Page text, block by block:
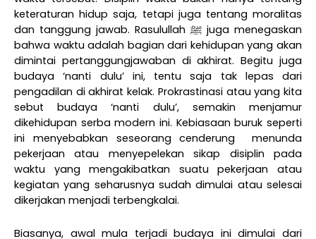
keteraturan hidup saja, tetapi juga tentang moralitas
dan tanggung jawab. Rasulullah ﷺ juga menegaskan
bahwa waktu adalah bagian dari kehidupan yang akan
dimintai pertanggungjawaban di akhirat. Begitu juga
budaya ‘nanti dulu’ ini, tentu saja tak lepas dari
pengadilan di akhirat kelak. Prokrastinasi atau yang kita
sebut budaya ‘nanti dulu’, semakin menjamur
dikehidupan serba modern ini. Kebiasaan buruk seperti
ini menyebabkan seseorang cenderung
menunda
pekerjaan atau menyepelekan sikap disiplin pada
waktu yang mengakibatkan suatu pekerjaan atau
kegiatan yang seharusnya sudah dimulai atau selesai
dikerjakan menjadi terbengkalai.
Biasanya, awal mula terjadi budaya ini dimulai dari